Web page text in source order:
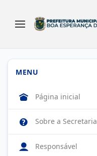
MENU
Página inicial
Sobre a Secretaria
Responsável